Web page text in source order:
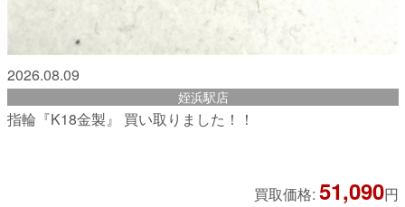
2026.08.09
姪浜駅店
指輪『K18金製』 買い取りました！！
買取価格: 51,090円